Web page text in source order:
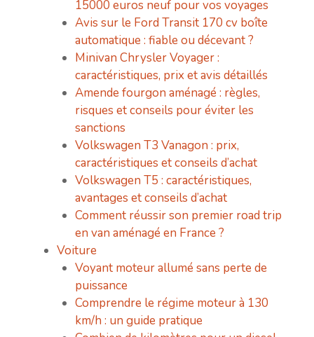
15000 euros neuf pour vos voyages
Avis sur le Ford Transit 170 cv boîte
automatique : fiable ou décevant ?
Minivan Chrysler Voyager :
caractéristiques, prix et avis détaillés
Amende fourgon aménagé : règles,
risques et conseils pour éviter les
sanctions
Volkswagen T3 Vanagon : prix,
caractéristiques et conseils d’achat
Volkswagen T5 : caractéristiques,
avantages et conseils d’achat
Comment réussir son premier road trip
en van aménagé en France ?
Voiture
Voyant moteur allumé sans perte de
puissance
Comprendre le régime moteur à 130
km/h : un guide pratique